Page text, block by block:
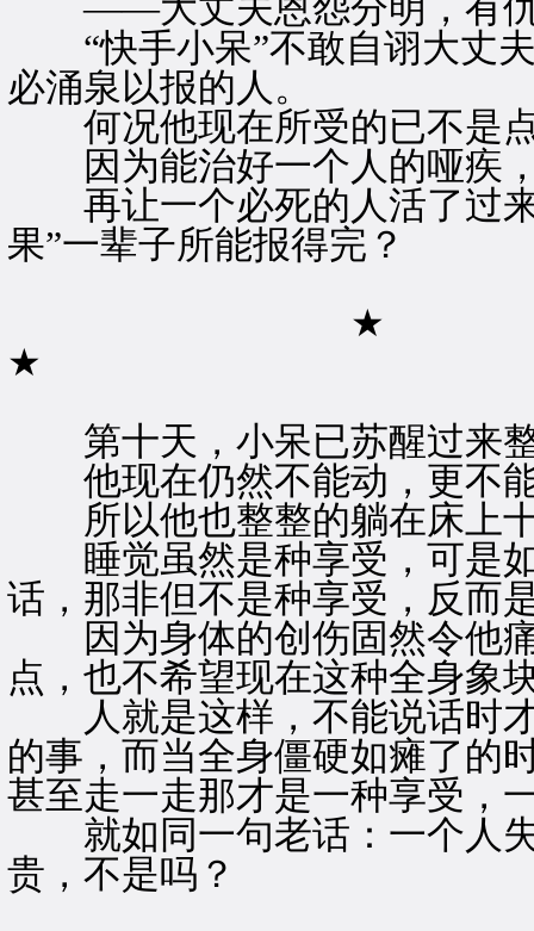
——大丈夫恩怨分明，有仇
“快手小呆”不敢自诩大丈夫
必涌泉以报的人。
何况他现在所受的已不是
因为能治好一个人的哑疾
再让一个必死的人活了过来
果”一辈子所能报得完？
★
★
第十天，小呆已苏醒过来
他现在仍然不能动，更不
所以他也整整的躺在床上
睡觉虽然是种享受，可是如
话，那非但不是种享受，反而
因为身体的创伤固然令他痛
点，也不希望现在这种全身象
人就是这样，不能说话时才
的事，而当全身僵硬如瘫了的
甚至走一走那才是一种享受，
就如同一句老话：一个人失
贵，不是吗？